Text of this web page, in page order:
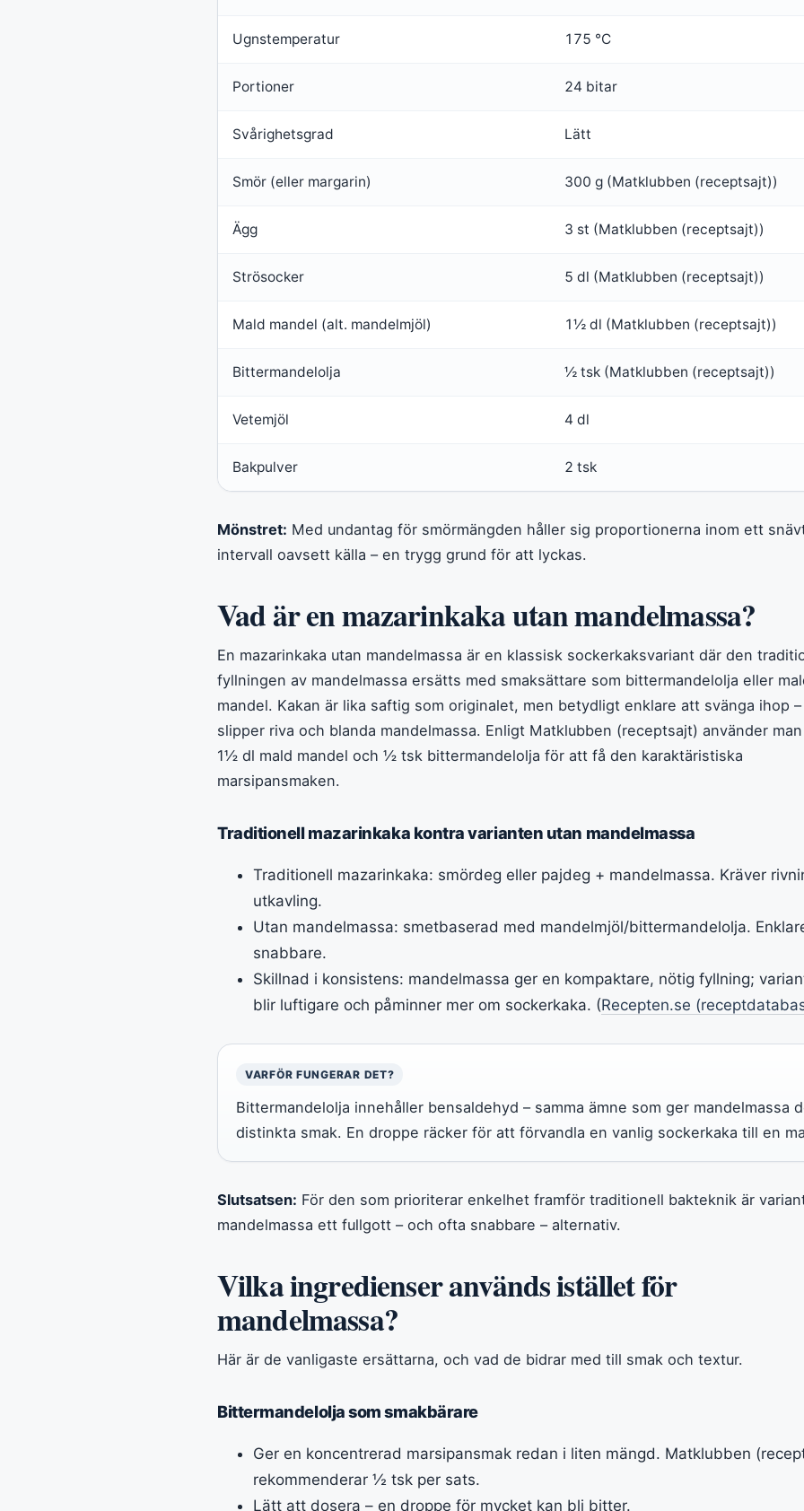
Ugnstemperatur 175 °C
Portioner 24 bitar
Svårighetsgrad Lätt
Smör (eller margarin) 300 g (Matklubben (receptsajt))
Ägg 3 st (Matklubben (receptsajt))
Strösocker 5 dl (Matklubben (receptsajt))
Mald mandel (alt. mandelmjöl) 1½ dl (Matklubben (receptsajt))
Bittermandelolja ½ tsk (Matklubben (receptsajt))
Vetemjöl 4 dl
Bakpulver 2 tsk
Mönstret: Med undantag för smörmängden håller sig proportionerna inom ett
intervall oavsett källa – en trygg grund för att lyckas.
Vad är en mazarinkaka utan mandelmassa?
En mazarinkaka utan mandelmassa är en klassisk sockerkaksvariant där den
fyllningen av mandelmassa ersätts med smaksättare som bittermandelolja eller
mandel. Kakan är lika saftig som originalet, men betydligt enklare att svänga ihop
slipper riva och blanda mandelmassa. Enligt Matklubben (receptsajt) använder
1½ dl mald mandel och ½ tsk bittermandelolja för att få den karaktäristiska
marsipansmaken.
Traditionell mazarinkaka kontra varianten utan mandelmassa
Traditionell mazarinkaka: smördeg eller pajdeg + mandelmassa. Kräver
utkavling.
Utan mandelmassa: smetbaserad med mandelmjöl/bittermandelolja.
snabbare.
Skillnad i konsistens: mandelmassa ger en kompaktare, nötig fyllning;
blir luftigare och påminner mer om sockerkaka. (Recepten.se
VARFÖR FUNGERAR DET?
Bittermandelolja innehåller bensaldehyd – samma ämne som ger mandelmassa
distinkta smak. En droppe räcker för att förvandla en vanlig sockerkaka till en
Slutsatsen: För den som prioriterar enkelhet framför traditionell bakteknik är
mandelmassa ett fullgott – och ofta snabbare – alternativ.
Vilka ingredienser används istället för
mandelmassa?
Här är de vanligaste ersättarna, och vad de bidrar med till smak och textur.
Bittermandelolja som smakbärare
Ger en koncentrerad marsipansmak redan i liten mängd. Matklubben
rekommenderar ½ tsk per sats.
Lätt att dosera – en droppe för mycket kan bli bitter.